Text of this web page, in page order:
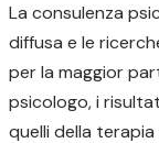
La consulenza
diffusa e le
per la maggior
psicologo, i
quelli della